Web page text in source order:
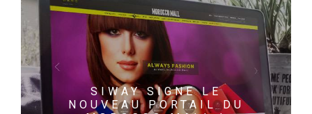
SIWAY SIGNE LE
NOUVEAU PORTAIL DU